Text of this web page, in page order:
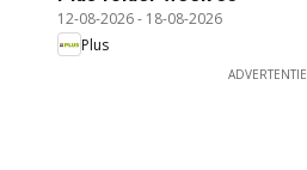
12-08-2026- 18-08-2026
Plus
ADVERTENTIE